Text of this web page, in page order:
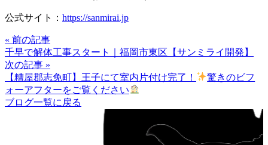
公式サイト： https://sanmirai.jp
« 前の記事
千早で解体工事スタート｜福岡市東区【サンミライ開発】
次の記事 »
【糟屋郡志免町】王子にて室内片付け完了！
驚きのビフ
ォーアフターをご覧ください
ブログ一覧に戻る